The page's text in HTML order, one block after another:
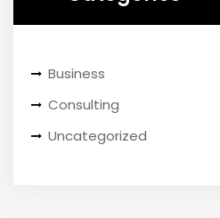
Business
Consulting
Uncategorized